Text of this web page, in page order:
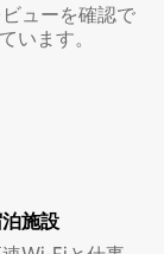
ューを確認で
います。
施⁠設